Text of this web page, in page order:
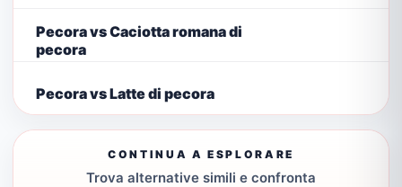
Pecora vs Caciotta romana di
pecora
Pecora vs Latte di pecora
CONTINUA A ESPLORARE
Trova alternative simili e confronta